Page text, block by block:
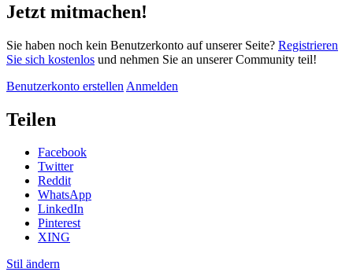
Jetzt mitmachen!
Sie haben noch kein Benutzerkonto auf unserer Seite? Registrieren
Sie sich kostenlos und nehmen Sie an unserer Community teil!
Benutzerkonto erstellen Anmelden
Teilen
Facebook
Twitter
Reddit
WhatsApp
LinkedIn
Pinterest
XING
Stil ändern